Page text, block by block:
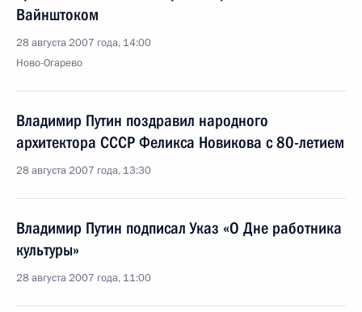
Вайнштоком
28 августа 2007 года, 14:00
Ново-Огарево
Владимир Путин поздравил народного
архитектора СССР Феликса Новикова с 80-летием
28 августа 2007 года, 13:30
Владимир Путин подписал Указ «О Дне работника
культуры»
28 августа 2007 года, 11:00